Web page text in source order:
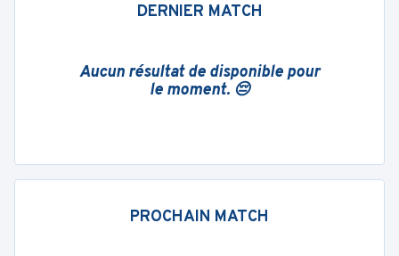
DERNIER MATCH
Aucun résultat de disponible pour
le moment. 😔
PROCHAIN MATCH